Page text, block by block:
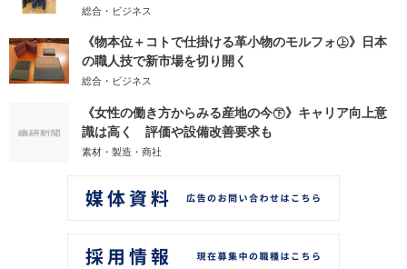
総合・ビジネス
《物本位＋コトで仕掛ける革小物のモルフォ㊤》日本
の職人技で新市場を切り開く
総合・ビジネス
《女性の働き方からみる産地の今㊦》キャリア向上意
識は高く 評価や設備改善要求も
素材・製造・商社